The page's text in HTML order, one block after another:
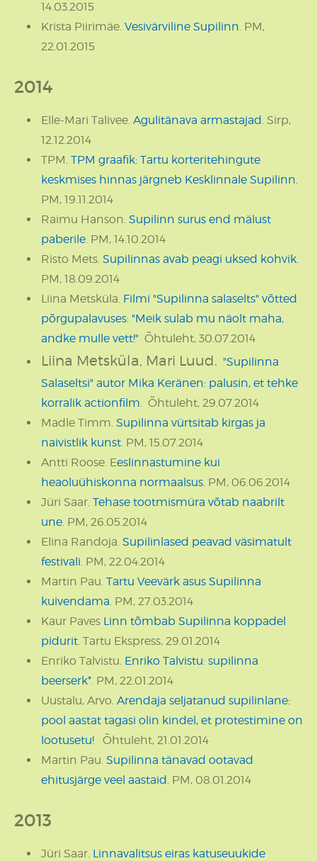
14.03.2015
Krista Piirimäe. Vesivärviline Supilinn. PM,
22.01.2015
2014
Elle-Mari Talivee. Agulitänava armastajad. Sirp,
12.12.2014
TPM. TPM graafik: Tartu korteritehingute
keskmises hinnas järgneb Kesklinnale Supilinn.
PM, 19.11.2014
Raimu Hanson. Supilinn surus end mälust
paberile. PM, 14.10.2014
Risto Mets. Supilinnas avab peagi uksed kohvik.
PM, 18.09.2014
Liina Metsküla. Filmi "Supilinna salaselts" võtted
põrgupalavuses: "Meik sulab mu näolt maha,
andke mulle vett!" Õhtuleht, 30.07.2014
Liina Metsküla, Mari Luud. "Supilinna
Salaseltsi" autor Mika Keränen: palusin, et tehke
korralik actionfilm. Õhtuleht, 29.07.2014
Madle Timm. Supilinna vürtsitab kirgas ja
naivistlik kunst. PM, 15.07.2014
Antti Roose. Eeslinnastumine kui
heaoluühiskonna normaalsus. PM, 06.06.2014
Jüri Saar. Tehase tootmismüra võtab naabrilt
une. PM, 26.05.2014
Elina Randoja. Supilinlased peavad väsimatult
festivali. PM, 22.04.2014
Martin Pau. Tartu Veevärk asus Supilinna
kuivendama. PM, 27.03.2014
Kaur Paves Linn tõmbab Supilinna koppadel
pidurit. Tartu Ekspress, 29.01.2014
Enriko Talvistu. Enriko Talvistu: supilinna
beerserk*. PM, 22.01.2014
Uustalu, Arvo. Arendaja seljatanud supilinlane:
pool aastat tagasi olin kindel, et protestimine on
lootusetu!
Õhtuleht, 21.01.2014
Martin Pau. Supilinna tänavad ootavad
ehitusjärge veel aastaid. PM, 08.01.2014
2013
Jüri Saar. Linnavalitsus eiras katuseuukide